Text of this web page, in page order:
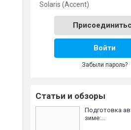
Solaris (Accent)
Войти
Забыли пароль?
Статьи и обзоры
Подготовка
зиме:...